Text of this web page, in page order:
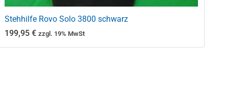
Stehhilfe Rovo Solo 3800 schwarz
199,95 € zzgl. 19% MwSt